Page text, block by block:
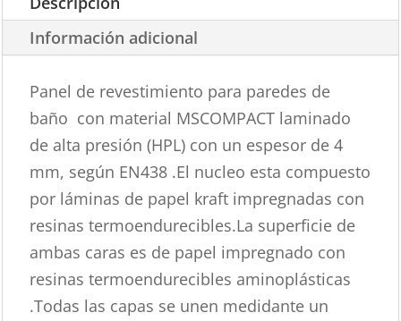
Información adicional
Panel de revestimiento para paredes de
baño con material MSCOMPACT laminado
de alta presión (HPL) con un espesor de 4
mm, según EN438 .El nucleo esta compuesto
por láminas de papel kraft impregnadas con
resinas termoendurecibles.La superficie de
ambas caras es de papel impregnado con
resinas termoendurecibles aminoplásticas
.Todas las capas se unen medidante un